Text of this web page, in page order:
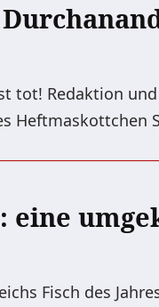
tot! Redaktion und
Heftmaskottchen
eine
Fisch des